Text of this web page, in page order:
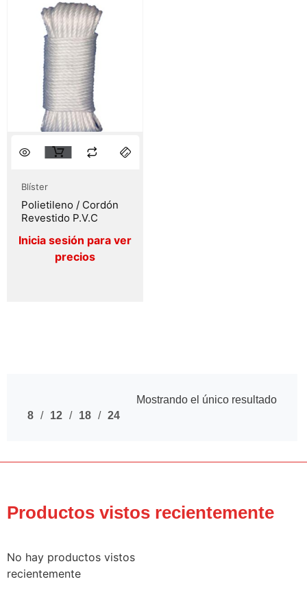
Blíster
Polietileno / Cordón
Revestido P.V.C
Mostrando el único resultado
8
12 18 24
Productos vistos recientemente
No hay productos vistos
recientemente